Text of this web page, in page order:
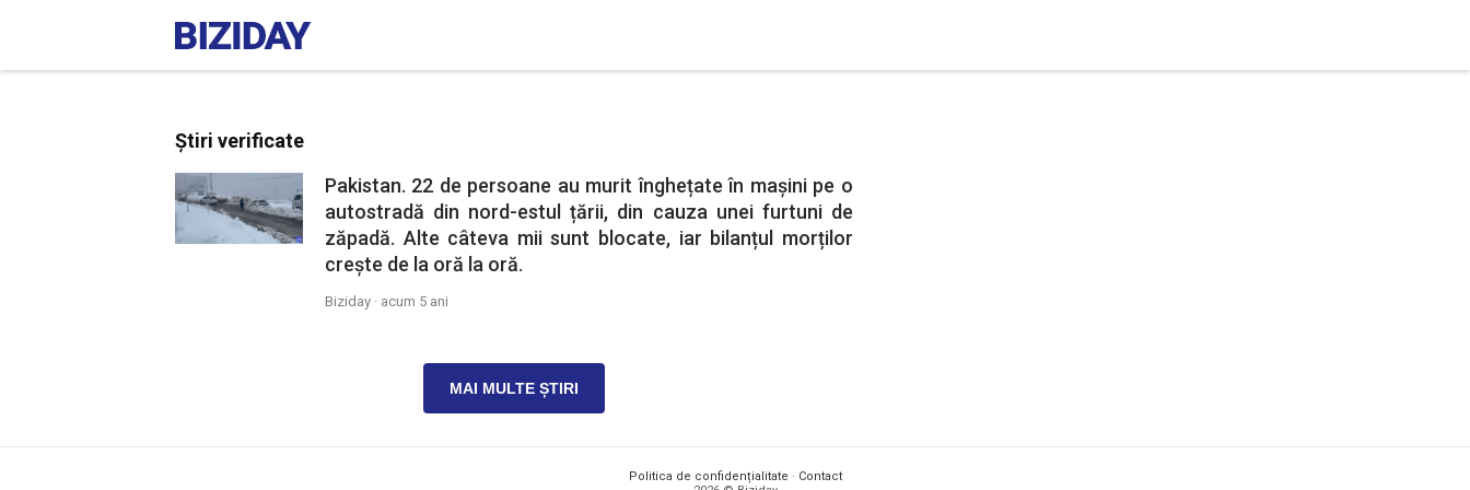
Știri verificate
Pakistan. 22 de persoane au murit înghețate în mașini pe o
autostradă din nord-estul țării, din cauza unei furtuni de
zăpadă. Alte câteva mii sunt blocate, iar bilanțul morților
crește de la oră la oră.
Biziday · acum 5 ani
MAI MULTE ȘTIRI
Politica de confidențialitate · Contact